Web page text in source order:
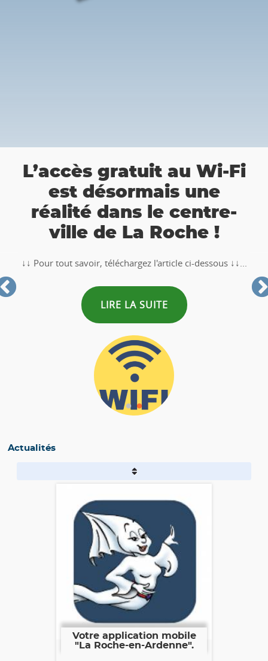
L’accès gratuit au Wi-Fi
est désormais une
réalité dans le centre-
ville de La Roche !
↓↓ Pour tout savoir, téléchargez l'article ci-dessous ↓↓...
LIRE LA SUITE
Actualités
Votre application mobile
"La Roche-en-Ardenne".